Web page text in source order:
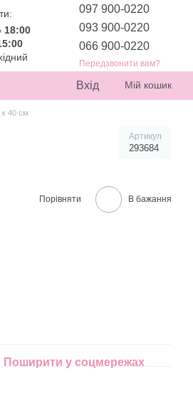
18:00
097 900-0220
093 900-0220
066 900-0220
Передзвонити вам?
Вхід Мій кошик
х 40 см
Артикул
293684
Порівняти В бажання
Поширити у соцмережах